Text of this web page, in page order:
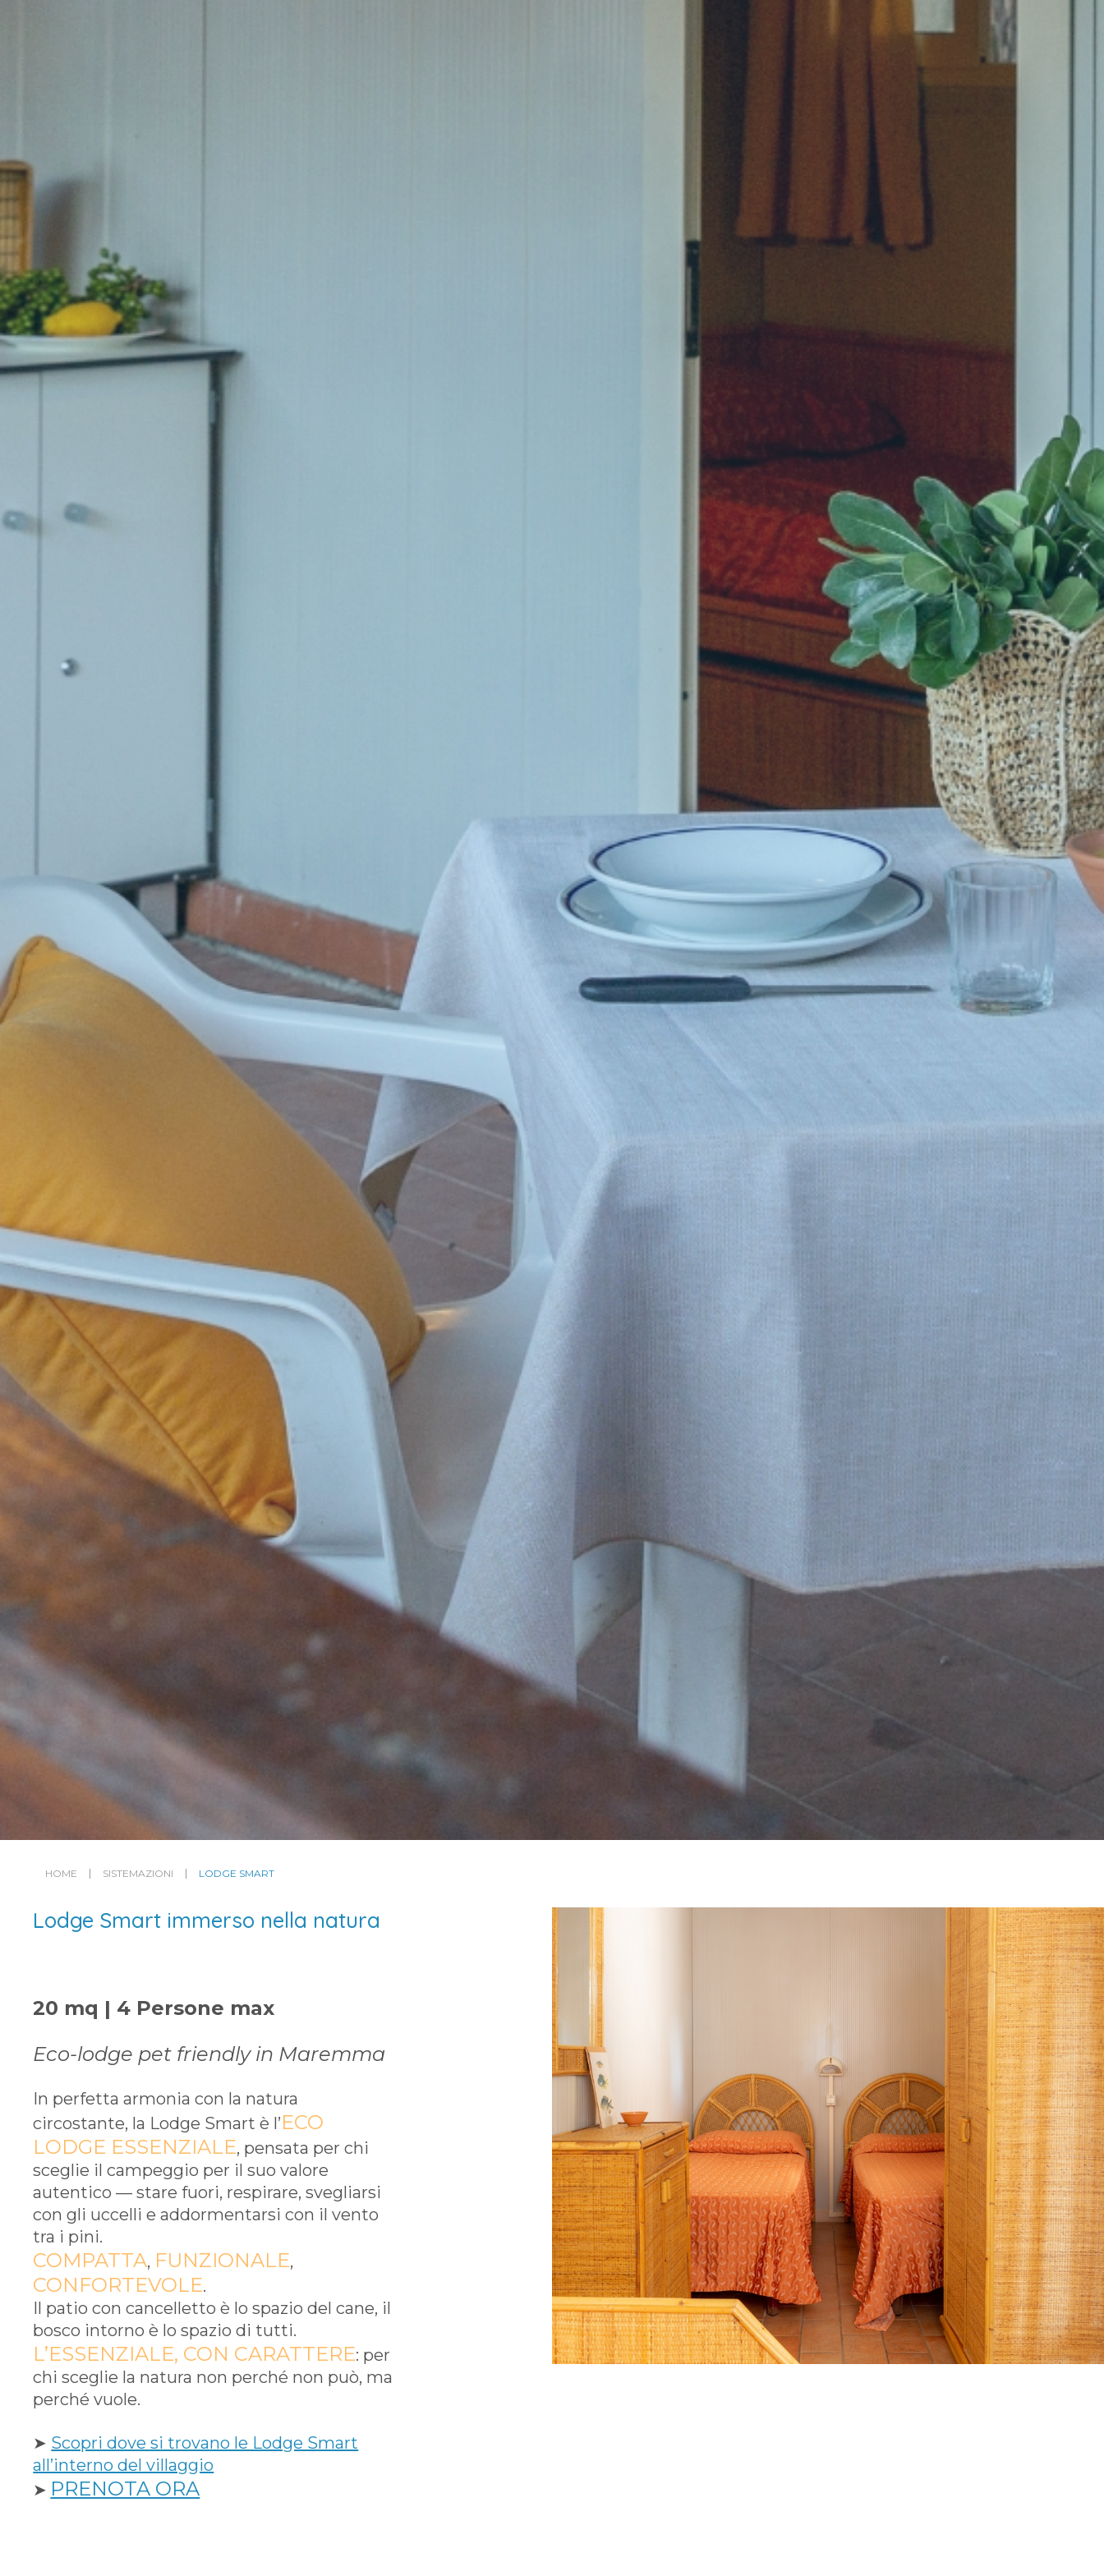
HOME SISTEMAZIONI LODGE SMART
Lodge Smart immerso nella natura
20 mq | 4 Persone max
Eco-lodge pet friendly in Maremma
In perfetta armonia con la natura
circostante, la Lodge Smart è l’ECO
LODGE ESSENZIALE, pensata per chi
sceglie il campeggio per il suo valore
autentico — stare fuori, respirare, svegliarsi
con gli uccelli e addormentarsi con il vento
tra i pini.
COMPATTA, FUNZIONALE,
CONFORTEVOLE.
Il patio con cancelletto è lo spazio del cane, il
bosco intorno è lo spazio di tutti.
L’ESSENZIALE, CON CARATTERE: per
chi sceglie la natura non perché non può, ma
perché vuole.
➤ Scopri dove si trovano le Lodge Smart
all’interno del villaggio
➤ PRENOTA ORA